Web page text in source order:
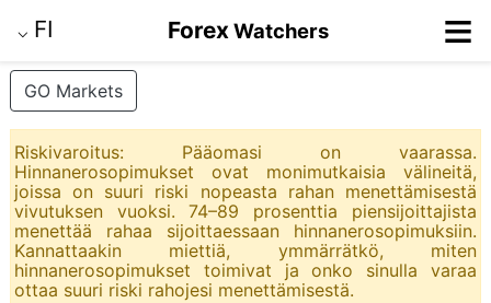
⌵ FI ForexWatchers ≡
GO Markets
Riskivaroitus: Pääomasi on vaarassa.
Hinnanerosopimukset ovat monimutkaisia välineitä,
joissa on suuri riski nopeasta rahan menettämisestä
vivutuksen vuoksi. 74–89 prosenttia piensijoittajista
menettää rahaa sijoittaessaan hinnanerosopimuksiin.
Kannattaakin miettiä, ymmärrätkö, miten
hinnanerosopimukset toimivat ja onko sinulla varaa
ottaa suuri riski rahojesi menettämisestä.